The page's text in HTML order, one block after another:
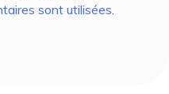
sont utilisées